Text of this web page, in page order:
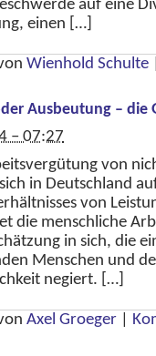
auf eine
einen […]
Wienhold Schulte
Ausbeutung – die
– 07:27
von
in Deutschland
von
die menschliche
in sich, die
Menschen und
negiert. […]
Axel Groeger